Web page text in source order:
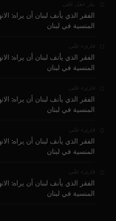
بيار عقل على
الفقر الذي يأنف لبنان أن يراه:
المنسية في لبنان
قارىء على
الفقر الذي يأنف لبنان أن يراه:
المنسية في لبنان
قارىء على
الفقر الذي يأنف لبنان أن يراه:
المنسية في لبنان
قارىء على
الفقر الذي يأنف لبنان أن يراه:
المنسية في لبنان
قارىء على
الفقر الذي يأنف لبنان أن يراه:
المنسية في لبنان